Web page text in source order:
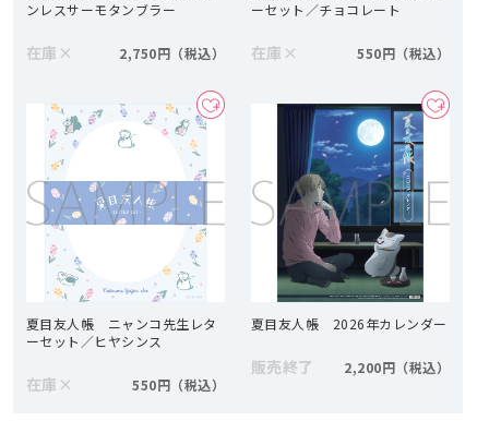
ンレスサーモタンブラー
在庫 × 2,750円
ーセット／チョコレート
在庫 × 550円
夏目友人帳 ニャンコ先生レタ
ーセット／ヒヤシンス
在庫 × 550円
夏目友人帳 2026年カレンダー
販売終了 2,200円